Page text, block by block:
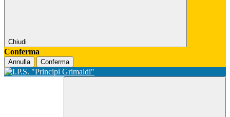
Chiudi
Conferma
Annulla Conferma